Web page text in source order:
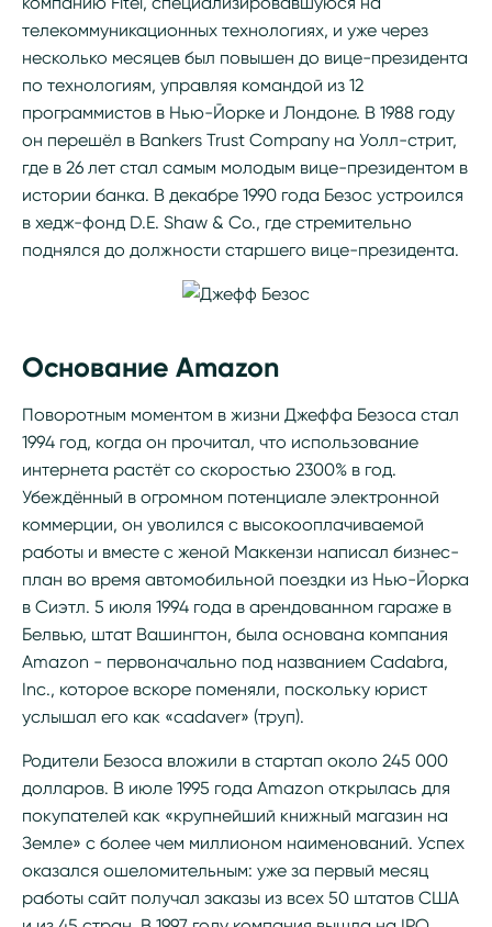
телекоммуникационных технологиях, и уже через
несколько месяцев был повышен до вице-президента
по технологиям, управляя командой из 12
программистов в Нью-Йорке и Лондоне. В 1988 году
он перешёл в Bankers Trust Company на Уолл-стрит,
где в 26 лет стал самым молодым вице-президентом в
истории банка. В декабре 1990 года Безос устроился
в хедж-фонд D.E. Shaw & Co., где стремительно
поднялся до должности старшего вице-президента.
Основание Amazon
Поворотным моментом в жизни Джеффа Безоса стал
1994 год, когда он прочитал, что использование
интернета растёт со скоростью 2300% в год.
Убеждённый в огромном потенциале электронной
коммерции, он уволился с высокооплачиваемой
работы и вместе с женой Маккензи написал бизнес-
план во время автомобильной поездки из Нью-Йорка
в Сиэтл. 5 июля 1994 года в арендованном гараже в
Белвью, штат Вашингтон, была основана компания
Amazon - первоначально под названием Cadabra,
Inc., которое вскоре поменяли, поскольку юрист
услышал его как «cadaver» (труп).
Родители Безоса вложили в стартап около 245 000
долларов. В июле 1995 года Amazon открылась для
покупателей как «крупнейший книжный магазин на
Земле» с более чем миллионом наименований. Успех
оказался ошеломительным: уже за первый месяц
работы сайт получал заказы из всех 50 штатов США